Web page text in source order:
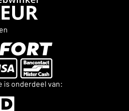
is onderdeel van: